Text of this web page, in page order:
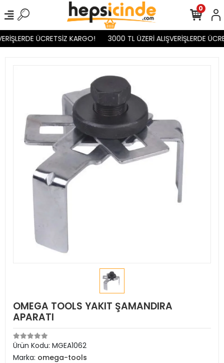
ÜCRETSİZ KARGO! 3000 TL ÜZERİ ALIŞVERİŞLERDE
0
OMEGA TOOLS YAKIT ŞAMANDIRA
APARATI
Ürün Kodu: MGEA1062
Marka: omega-tools